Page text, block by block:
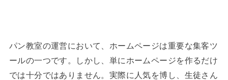
パン教室の運営において、ホームページは重要な集客ツ
ールの一つです。しかし、単にホームページを作るだけ
では十分ではありません。実際に人気を博し、生徒さん